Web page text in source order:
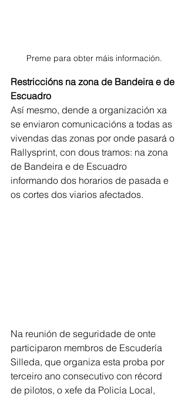
Preme para obter máis información.
Restriccións na zona de Bandeira e de
Escuadro
Así mesmo, dende a organización xa
se enviaron comunicacións a todas as
vivendas das zonas por onde pasará o
Rallysprint, con dous tramos: na zona
de Bandeira e de Escuadro
informando dos horarios de pasada e
os cortes dos viarios afectados.
Na reunión de seguridade de onte
participaron membros de Escudería
Silleda, que organiza esta proba por
terceiro ano consecutivo con récord
de pilotos, o xefe da Policía Local,